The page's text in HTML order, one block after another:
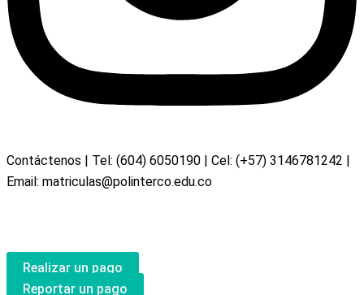
Contáctenos | Tel: (604) 6050190 | Cel: (+57) 3146781242 |
Email: matriculas@polinterco.edu.co
Realizar un pago
Reportar un pago